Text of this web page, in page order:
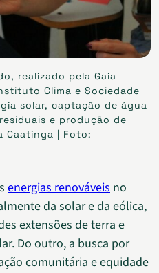
realizado pela Gaia
Clima e Sociedade
solar, captação de água
e produção de
Caatinga | Foto:
energias renováveis no
da solar e da eólica,
extensões de terra e
Do outro, a busca por
comunitária e equidade